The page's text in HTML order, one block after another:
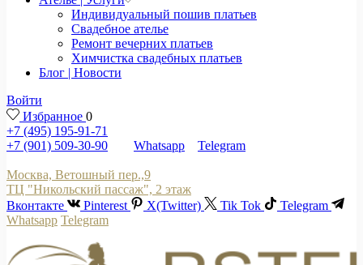
Индивидуальный пошив платьев
Свадебное ателье
Ремонт вечерних платьев
Химчистка свадебных платьев
Блог | Новости
Войти
Избранное 0
+7 (495) 195-91-71
+7 (901) 509-30-90
Whatsapp Telegram
Москва, Ветошный пер.,9
ТЦ "Никольский пассаж", 2 этаж
Вконтакте
Pinterest X(Twitter) Tik Tok
Telegram
Whatsapp Telegram